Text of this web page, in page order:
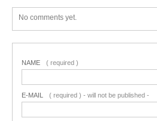
No comments yet.
NAME ( required )
E-MAIL ( required ) - will not be published -